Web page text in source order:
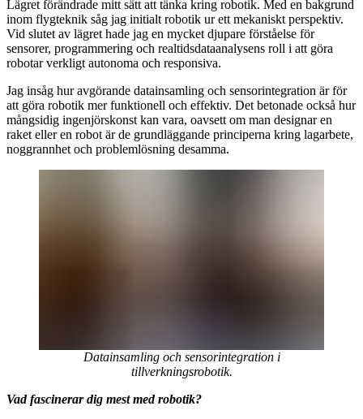
Lägret förändrade mitt sätt att tänka kring robotik. Med en bakgrund
inom flygteknik såg jag initialt robotik ur ett mekaniskt perspektiv.
Vid slutet av lägret hade jag en mycket djupare förståelse för
sensorer, programmering och realtidsdataanalysens roll i att göra
robotar verkligt autonoma och responsiva.
Jag insåg hur avgörande datainsamling och sensorintegration är för
att göra robotik mer funktionell och effektiv. Det betonade också hur
mångsidig ingenjörskonst kan vara, oavsett om man designar en
raket eller en robot är de grundläggande principerna kring lagarbete,
noggrannhet och problemlösning desamma.
Datainsamling och sensorintegration i
tillverkningsrobotik.
Vad fascinerar dig mest med robotik?